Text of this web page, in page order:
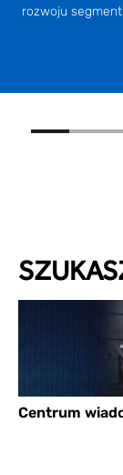
rozwoju
Centrum